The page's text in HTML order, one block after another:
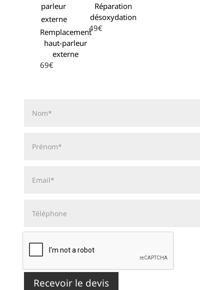
Remplacement
haut-parleur
externe
69€
Réparation
désoxydation
49€
Recevoir le devis